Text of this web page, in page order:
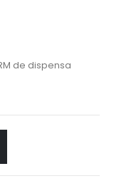
de dispensa